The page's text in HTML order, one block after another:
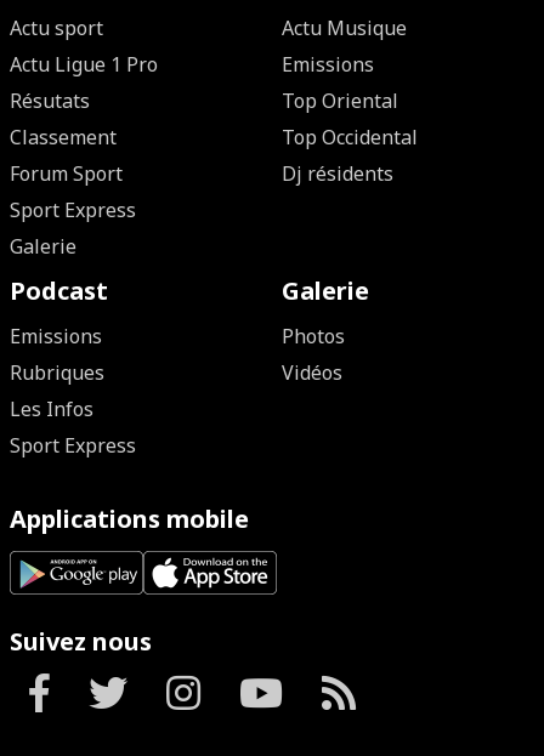
Actu sport
Actu Ligue 1 Pro
Résutats
Classement
Forum Sport
Sport Express
Galerie
Actu Musique
Emissions
Top Oriental
Top Occidental
Dj résidents
Podcast
Emissions
Rubriques
Les Infos
Sport Express
Galerie
Photos
Vidéos
Applications mobile
Suivez nous